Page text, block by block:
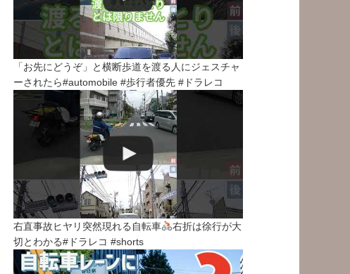
「お先にどうぞ」と横断歩道を渡る人にジェスチャ
ーされたら#automobile #歩行者優先 #ドラレコ
右直事故ヒヤリ突然現れる自転車
右折は徐行が大
切とわかる#ドラレコ #shorts